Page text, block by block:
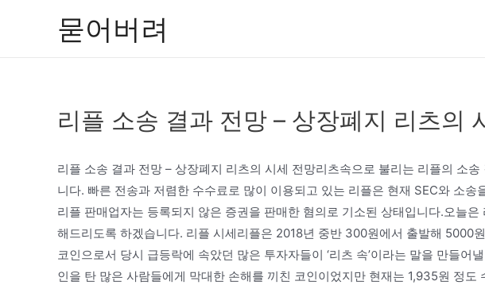
묻어버려
리플 소송 결과 전망 – 상장폐지 리츠의
리플 소송 결과 전망 – 상장폐지 리츠의 시세 전망리츠속으로 불리는 리플의 소
니다. 빠른 전송과 저렴한 수수료로 많이 이용되고 있는 리플은 현재 SEC와 소송
리플 판매업자는 등록되지 않은 증권을 판매한 혐의로 기소된 상태입니다.오늘
해드리도록 하겠습니다. 리플 시세리플은 2018년 중반 300원에서 출발해 5000
코인으로서 당시 급등락에 속았던 많은 투자자들이 ‘리츠 속’이라는 말을 만들어
인을 탄 많은 사람들에게 막대한 손해를 끼친 코인이었지만 현재는 1,935원 정도